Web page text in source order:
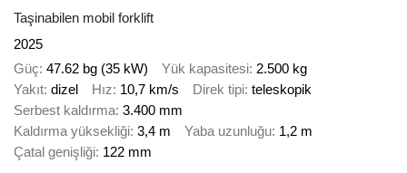
Taşinabilen mobil forklift
2025
Güç 47.62 bg (35 kW) Yük kapasitesi 2.500 kg
Yakıt dizel Hız 10,7 km/s Direk tipi teleskopik
Serbest kaldırma 3.400 mm
Kaldırma yüksekliği 3,4 m Yaba uzunluğu 1,2 m
Çatal genişliği 122 mm